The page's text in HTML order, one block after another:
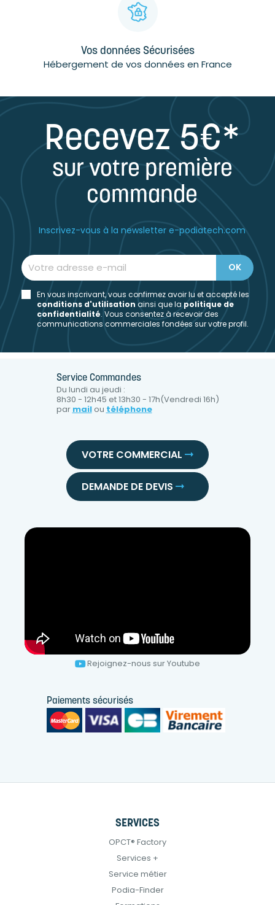
Vos données Sécurisées
Hébergement de vos données en France
Recevez 5€*
sur votre première
commande
Inscrivez-vous à la newsletter e-podiatech.com
En vous inscrivant, vous confirmez avoir lu et accepté les
conditions d'utilisation ainsi que lapolitique de
confidentialité. Vous consentez à recevoir des
communications commerciales fondées sur votre profil.
Service Commandes
Du lundi au jeudi :
8h30 - 12h45 et 13h30 - 17h(Vendredi 16h)
par mailou téléphone
VOTRE COMMERCIAL
DEMANDE DE DEVIS
Rejoignez-nous sur Youtube
Paiements sécurisés
SERVICES
OPCT® Factory
Services +
Service métier
Podia-Finder